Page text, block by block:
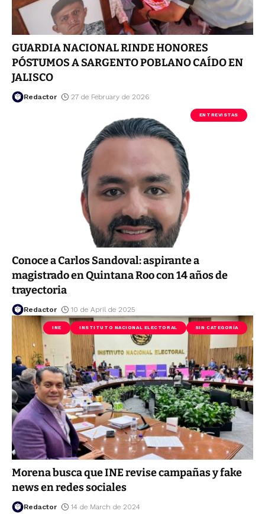
GUARDIA NACIONAL RINDE HONORES
PÓSTUMOS A SARGENTO POBLANO CAÍDO EN
JALISCO
Redactor 27 de February de 2026
ENTREVISTAS
Conoce a Carlos Sandoval: aspirante a
magistrado en Quintana Roo con 14 años de
trayectoria
Redactor 10 de April de 2025
INE INSTITUTO NACIONAL ELECTORAL SIN CATEGORÍA
Morena busca que INE revise campañas y fake
news en redes sociales
Redactor 14 de March de 2024